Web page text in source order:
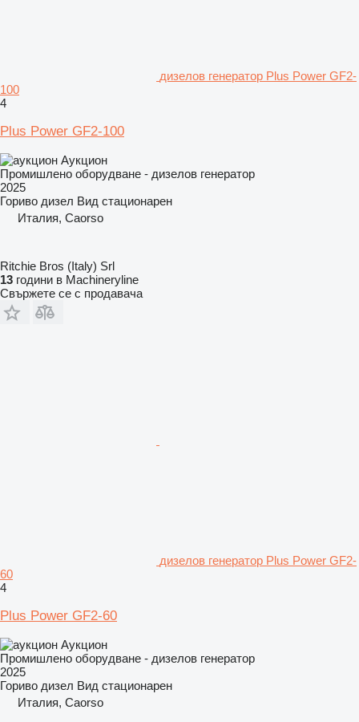
дизелов генератор Plus Power GF2-
100
4
Plus Power GF2-100
Аукцион
Промишлено оборудване - дизелов генератор
2025
Гориво дизел Вид стационарен
Италия, Caorso
Ritchie Bros (Italy) Srl
13 години в Machineryline
Свържете се с продавача
дизелов генератор Plus Power GF2-
60
4
Plus Power GF2-60
Аукцион
Промишлено оборудване - дизелов генератор
2025
Гориво дизел Вид стационарен
Италия, Caorso